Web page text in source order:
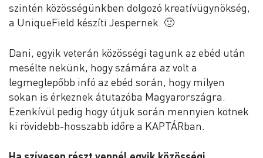
szintén közösségünkben dolgozó kreatívügynökség,
a UniqueField készíti Jespernek. 🙂
Dani, egyik veterán közösségi tagunk az ebéd után
mesélte nekünk, hogy számára az volt a
legmeglepőbb infó az ebéd során, hogy milyen
sokan is érkeznek átutazóba Magyarországra.
Ezenkívül pedig hogy útjuk során mennyien kötnek
ki rövidebb-hosszabb időre a KAPTÁRban.